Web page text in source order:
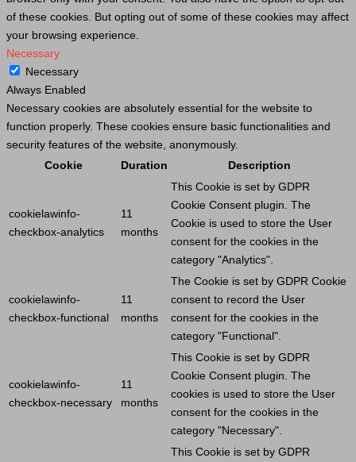
of these cookies. But opting out of some of these cookies may affect
your browsing experience.
Necessary
Necessary
Always Enabled
Necessary cookies are absolutely essential for the website to
function properly. These cookies ensure basic functionalities and
security features of the website, anonymously.
Cookie
Duration Description
cookielawinfo-
checkbox-analytics
11
months
This Cookie is set by GDPR
Cookie Consent plugin. The
Cookie is used to store the User
consent for the cookies in the
category "Analytics".
cookielawinfo-
checkbox-functional
11
months
The Cookie is set by GDPR Cookie
consent to record the User
consent for the cookies in the
category "Functional".
cookielawinfo-
checkbox-necessary
11
months
This Cookie is set by GDPR
Cookie Consent plugin. The
cookies is used to store the User
consent for the cookies in the
category "Necessary".
This Cookie is set by GDPR